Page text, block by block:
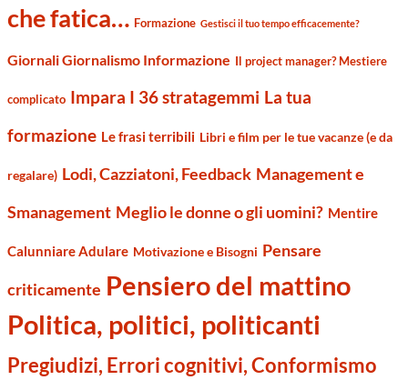
che fatica… Formazione Gestisci il tuo tempo efficacemente?
Giornali Giornalismo Informazione Il project manager? Mestiere
complicato Impara I 36 stratagemmi La tua
formazione Le frasi terribili Libri e film per le tue vacanze (e da
regalare) Lodi, Cazziatoni, Feedback Management e
Smanagement Meglio le donne o gli uomini? Mentire
Calunniare Adulare Motivazione e Bisogni Pensare
criticamente Pensiero del mattino
Politica, politici, politicanti
Pregiudizi, Errori cognitivi, Conformismo